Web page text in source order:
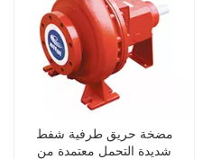
مضخة حريق طرفية شفط
شديدة التحمل معتمدة من